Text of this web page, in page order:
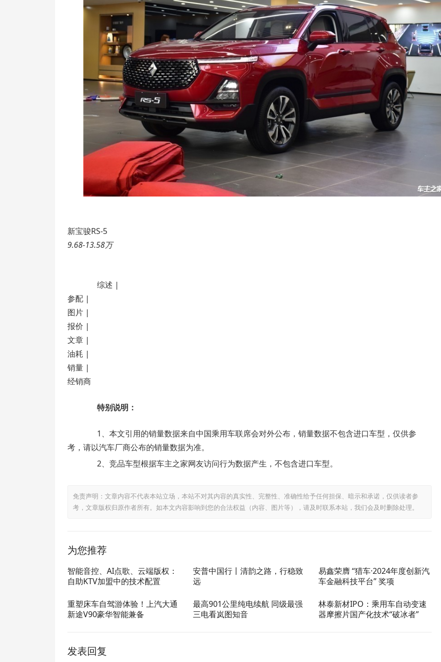
新宝骏RS-5
9.68-13.58万
综述 |
参配 |
图片 |
报价 |
文章 |
油耗 |
销量 |
经销商
特别说明：
1、本文引用的销量数据来自中国乘用车联席会对外公布，销量数据不包含进口车型，仅供参
考，请以汽车厂商公布的销量数据为准。
2、竞品车型根据车主之家网友访问行为数据产生，不包含进口车型。
免责声明：文章内容不代表本站立场，本站不对其内容的真实性、完整性、准确性给予任何担保、暗示和承诺，仅供读者参
考，文章版权归原作者所有。如本文内容影响到您的合法权益（内容、图片等），请及时联系本站，我们会及时删除处理。
为您推荐
智能音控、AI点歌、云端版权：
自助KTV加盟中的技术配置
安普中国行丨清韵之路，行稳致
远
易鑫荣膺 “猎车·2024年度创新汽
车金融科技平台” 奖项
重塑床车自驾游体验！上汽大通
新途V90豪华智能兼备
最高901公里纯电续航 同级最强
三电看岚图知音
林泰新材IPO：乘用车自动变速
器摩擦片国产化技术“破冰者”
发表回复